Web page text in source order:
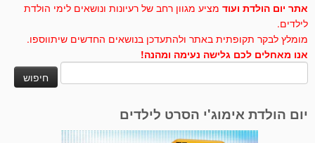
אתר יום הולדת ועוד מציע מגוון רחב של רעיונות ונושאים לימי הולדת
לילדים.
מומלץ לבקר תקופתית באתר ולהתעדכן בנושאים החדשים שיתווספו.
אנו מאחלים לכם גלישה נעימה ומהנה!
יום הולדת אימוג'י הסרט לילדים